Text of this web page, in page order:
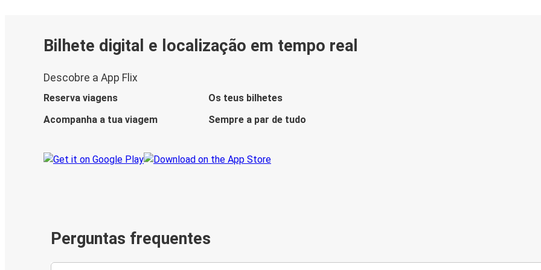
Bilhete digital e localização em tempo real
Descobre a App Flix
Reserva viagens
Os teus bilhetes
Acompanha a tua viagem
Sempre a par de tudo
Perguntas frequentes